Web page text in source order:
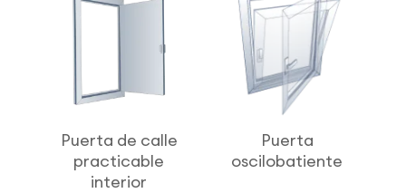
Puerta de calle
practicable
interior
Puerta
oscilobatiente